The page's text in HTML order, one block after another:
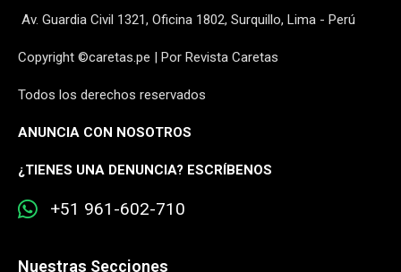
Av. Guardia Civil 1321, Oficina 1802, Surquillo, Lima - Perú
Copyright ©caretas.pe | Por Revista Caretas
Todos los derechos reservados
ANUNCIA CON NOSOTROS
¿TIENES UNA DENUNCIA? ESCRÍBENOS
+51 961-602-710
Nuestras Secciones